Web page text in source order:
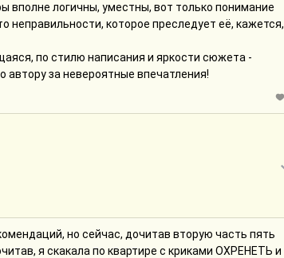
вполне логичны, уместны, вот только понимание
неправильности, которое преследует её, кажется,
по стилю написания и яркости сюжета -
автору за невероятные впечатления!
но сейчас, дочитав вторую часть пять
я скакала по квартире с криками ОХРЕНЕТЬ и